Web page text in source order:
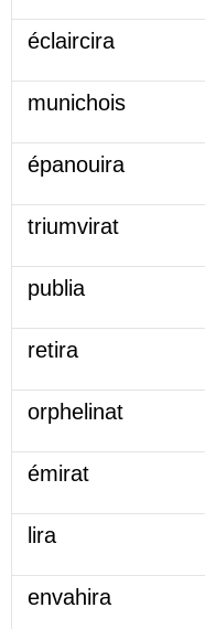
éclaircira
munichois
épanouira
triumvirat
publia
retira
orphelinat
émirat
lira
envahira